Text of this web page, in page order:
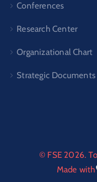
Conferences
Research Center
Organizational Chart
Strategic Documents
© FSE 2026.
Made with